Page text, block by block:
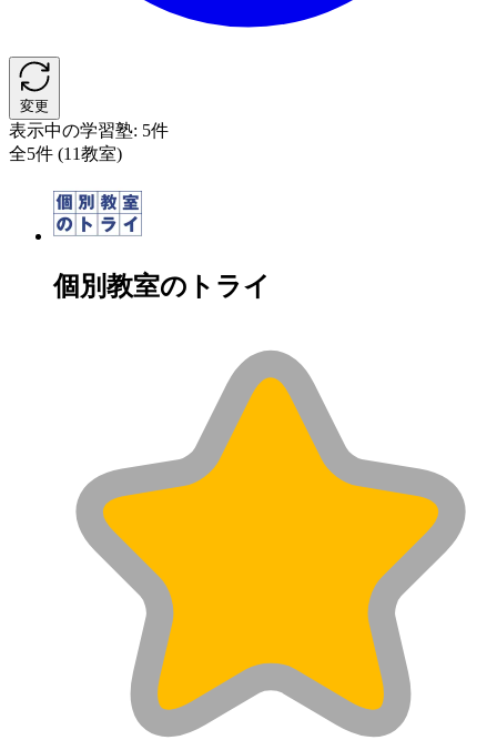
変更
表示中の学習塾: 5件
全5件 (11教室)
個別教室のトライ